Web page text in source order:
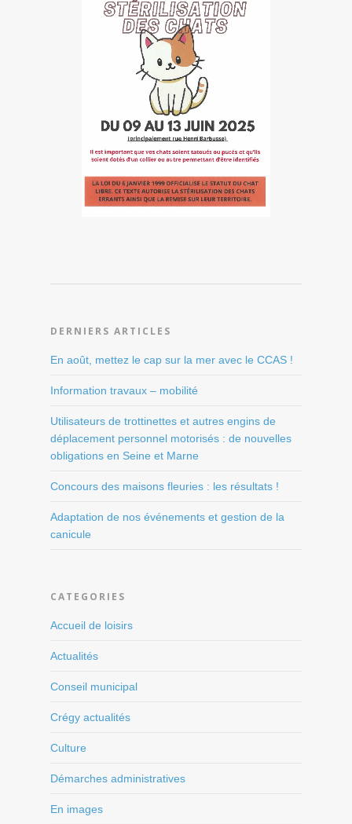
DERNIERS ARTICLES
En août, mettez le cap sur la mer avec le CCAS !
Information travaux – mobilité
Utilisateurs de trottinettes et autres engins de
déplacement personnel motorisés : de nouvelles
obligations en Seine et Marne
Concours des maisons fleuries : les résultats !
Adaptation de nos événements et gestion de la
canicule
CATEGORIES
Accueil de loisirs
Actualités
Conseil municipal
Crégy actualités
Culture
Démarches administratives
En images